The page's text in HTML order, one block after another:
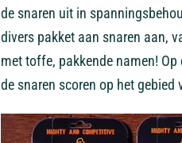
de snaren uit in
divers pakket aan snaren aan,
met toffe, pakkende namen!
de snaren scoren op het